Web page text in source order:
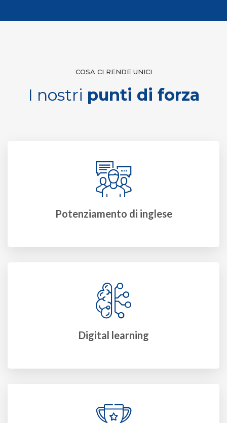
COSA CI RENDE UNICI
I nostri punti di forza
Potenziamento di inglese
Digital learning